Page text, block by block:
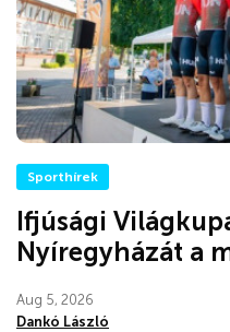
Sporthírek
Ifjúsági
Nyíregyházát a
Aug 5, 2026
Dankó László